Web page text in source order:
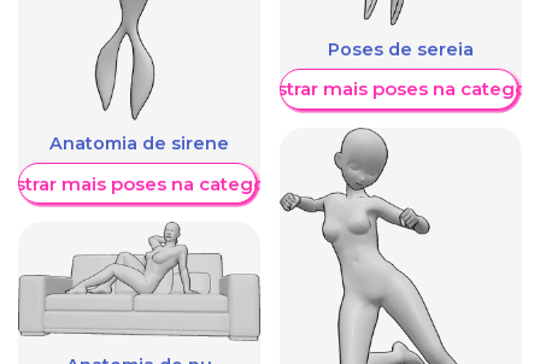
Anatomia de sirene
mais poses na categoria
Poses de sereia
Mostrar mais poses na